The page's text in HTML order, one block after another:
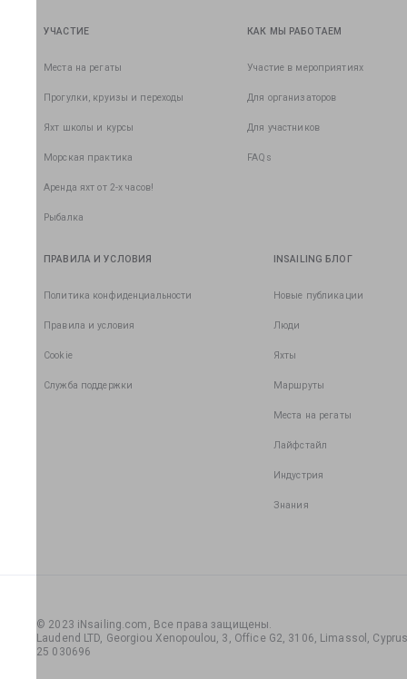
УЧАСТИЕ
Места на регаты
Прогулки, круизы и переходы
Яхт школы и курсы
Морская практика
Аренда яхт от 2-х часов!
Рыбалка
КАК МЫ РАБОТАЕМ
Участие в мероприятиях
Для организаторов
Для участников
FAQs
ПРАВИЛА И УСЛОВИЯ
Политика конфиденциальности
Правила и условия
Cookie
Служба поддержки
INSAILING БЛОГ
Новые публикации
Люди
Яхты
Маршруты
Места на регаты
Лайфстайл
Индустрия
Знания
© 2023 iNsailing.com, Все права защищены.
Laudend LTD, Georgiou Xenopoulou, 3, Office G2, 3106, Limassol,
25 030696